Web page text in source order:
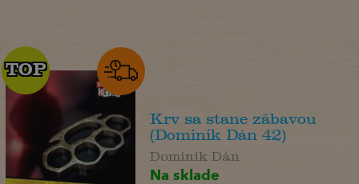
TOP
TOP
Krv sa stane zábavou
(Dominik Dán 42)
Dominik Dán
Na sklade